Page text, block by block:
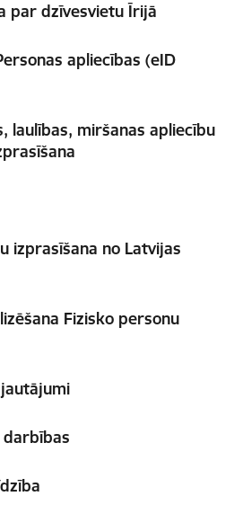
par dzīvesvietu Īrijā
apliecības (eID
laulības, miršanas apliecību
izprasīšana no Latvijas
Fizisko personu